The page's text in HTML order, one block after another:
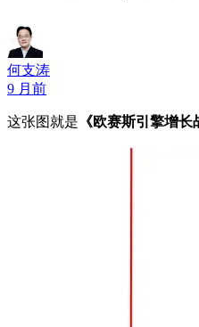
何支涛
9 月前
这张图就是 《欧赛斯引擎增长